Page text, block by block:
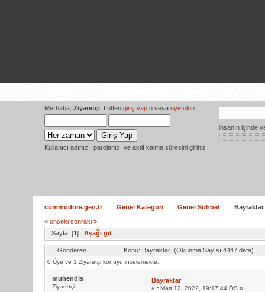
Merhaba, Ziyaretçi . Lütfen giriş yapın veya üye olun
Kullanıcı adınızı, parolanızı ve aktif kalma süresini giriniz
insanın içinde
commodore.gen.tr Genel Kategori Genel Sohbet
Bayraktar
« önceki sonraki »
Sayfa: [1] Aşağı git
Gönderen Konu: Bayraktar (Okunma Sayısı 4447 defa)
0 Üye ve 1 Ziyaretçi konuyu incelemekte.
muhendis
Ziyaretçi
Bayraktar
« :Mart 12, 2022, 19:17:44 ÖS »